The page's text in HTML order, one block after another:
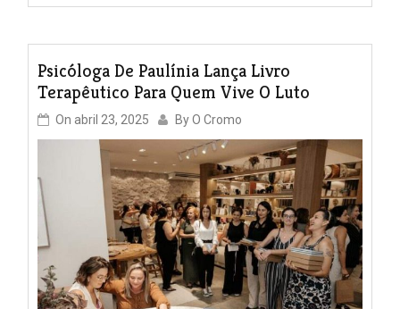
Psicóloga De Paulínia Lança Livro
Terapêutico Para Quem Vive O Luto
On abril 23, 2025 ByO Cromo